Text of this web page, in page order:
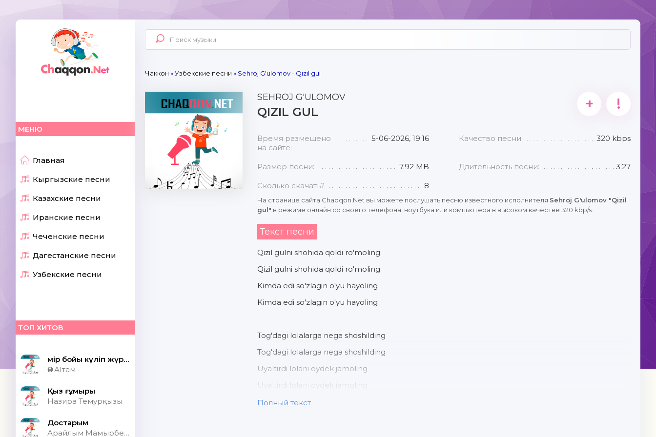
МЕНЮ
Главная
Кыргызские песни
Казахские песни
Иранские песни
Чеченские песни
Дагестанские песни
Узбекские песни
ТОП ХИТОВ
Өмір бойы күліп жүрсек шіркін ай
Ән АІтам
Қыз ғұмыры
Назира Темурқызы
Достарым
Арайлым Мамырбекқызы
Чаккон »Узбекские песни » Sehroj G'ulomov - Qizil gul
SEHROJ G'ULOMOV
QIZIL GUL + !
Время размещено
на сайте:
5-06-2026, 19:16 Качество песни: 320 kbps
Размер песни: 7.92 MB Длительность песни: 3:27
Сколько скачать? 8
На странице сайта Chaqqon.Net вы можете послушать песню известного исполнителя Sehroj G'ulomov "Qizil
gul" в режиме онлайн со своего телефона, ноутбука или компьютера в высоком качестве 320 kbp/s.
Текст песни
Qizil gulni shohida qoldi ro'moling
Qizil gulni shohida qoldi ro'moling
Kimda edi so'zlagin o'yu hayoling
Kimda edi so'zlagin o'yu hayoling
Tog'dagi lolalarga nega shoshilding
Tog'dagi lolalarga nega shoshilding
Uyaltirdi lolani oydek jamoling
Uyaltirdi lolani oydek jamoling
Полный текст